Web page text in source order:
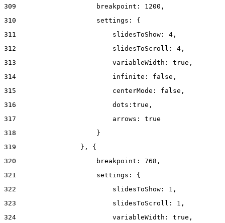
309
                    breakpoint: 1200,
310
                    settings: {
311
                        slidesToShow: 4,
312
                        slidesToScroll: 4,
313
                        variableWidth: true,
314
                        infinite: false,
315
                        centerMode: false,
316
                        dots:true,
317
                        arrows: true
318
                    }
319
                }, {
320
                    breakpoint: 768,
321
                    settings: {
322
                        slidesToShow: 1,
323
                        slidesToScroll: 1,
324
                        variableWidth: true,